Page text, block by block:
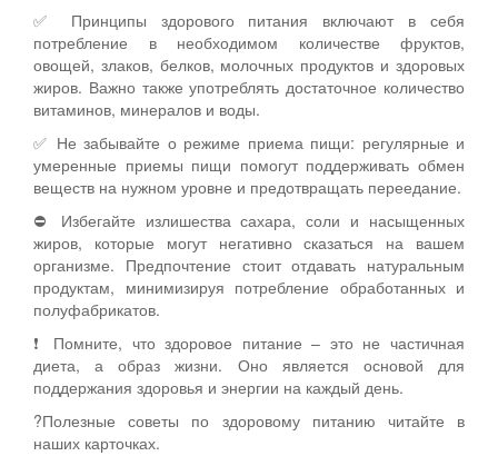
✅ Принципы здорового питания включают в себя
потребление в необходимом количестве фруктов,
овощей, злаков, белков, молочных продуктов и здоровых
жиров. Важно также употреблять достаточное количество
витаминов, минералов и воды.
✅ Не забывайте о режиме приема пищи: регулярные и
умеренные приемы пищи помогут поддерживать обмен
веществ на нужном уровне и предотвращать переедание.
⛔ Избегайте излишества сахара, соли и насыщенных
жиров, которые могут негативно сказаться на вашем
организме. Предпочтение стоит отдавать натуральным
продуктам, минимизируя потребление обработанных и
полуфабрикатов.
❗ Помните, что здоровое питание – это не частичная
диета, а образ жизни. Оно является основой для
поддержания здоровья и энергии на каждый день.
?Полезные советы по здоровому питанию читайте в
наших карточках.